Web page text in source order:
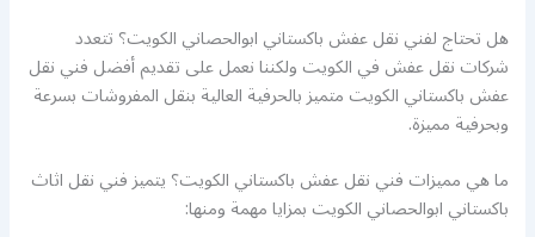
هل تحتاج لفني نقل عفش باكستاني ابوالحصاني الكويت؟ تتعدد
شركات نقل عفش في الكويت ولكننا نعمل على تقديم أفضل فني نقل
عفش باكستاني الكويت متميز بالحرفية العالية بنقل المفروشات بسرعة
وبحرفية مميزة.
ما هي مميزات فني نقل عفش باكستاني الكويت؟ يتميز فني نقل اثاث
باكستاني ابوالحصاني الكويت بمزايا مهمة ومنها: